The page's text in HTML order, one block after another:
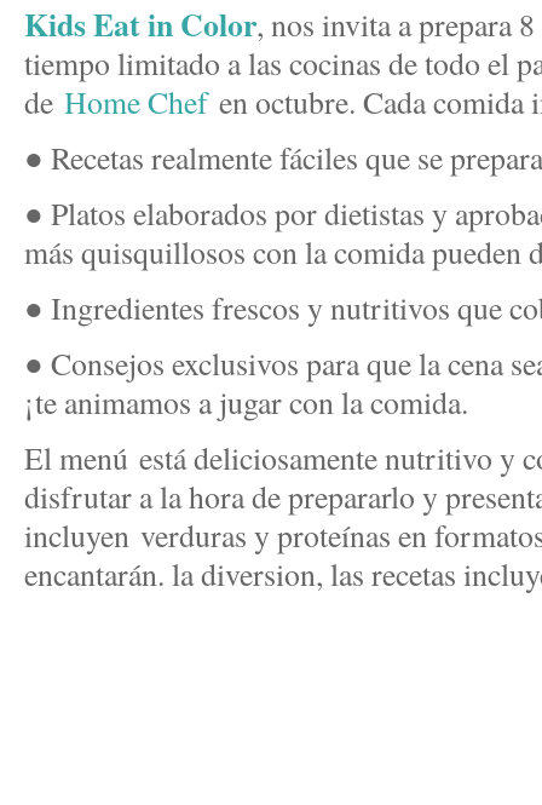
Kids Eat in Color, nos invita a prepara
tiempo limitado a las cocinas de todo el
de Home Chefen octubre. Cada comida
● Recetas realmente fáciles que se
● Platos elaborados por dietistas y
más quisquillosos con la comida pueden
● Ingredientes frescos y nutritivos que
● Consejos exclusivos para que la cena
¡te animamos a jugar con la comida.
El menú está deliciosamente nutritivo y
disfrutar a la hora de prepararlo y
incluyen verduras y proteínas en
encantarán. la diversion, las recetas